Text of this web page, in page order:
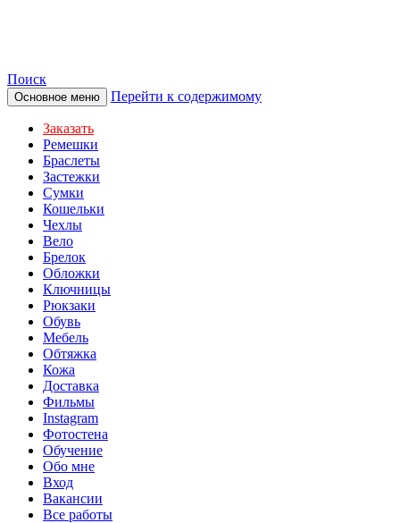
Поиск
Основное меню Перейти к содержимому
Заказать
Ремешки
Браслеты
Застежки
Сумки
Кошельки
Чехлы
Вело
Брелок
Обложки
Ключницы
Рюкзаки
Обувь
Мебель
Обтяжка
Кожа
Доставка
Фильмы
Instagram
Фотостена
Обучение
Обо мне
Вход
Вакансии
Все работы